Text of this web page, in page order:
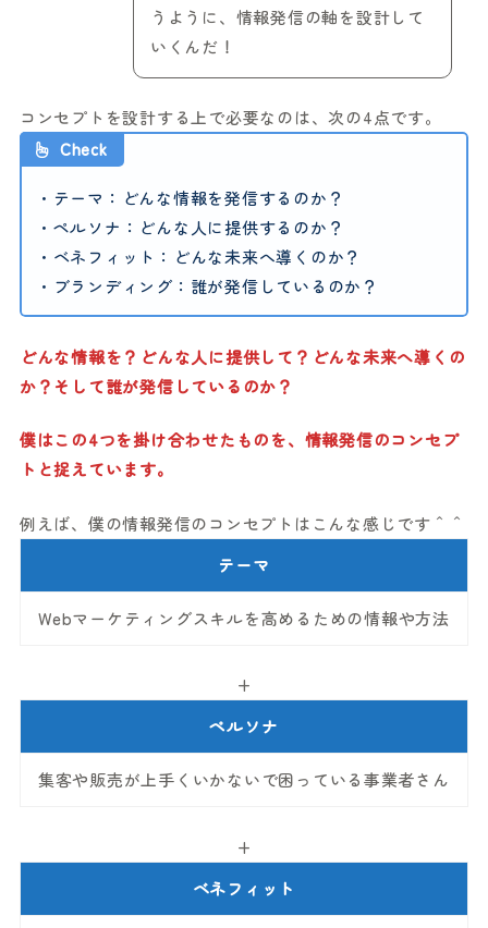
うように、情報発信の軸を設計して
いくんだ！
コンセプトを設計する上で必要なのは、次の4点です。
Check
・テーマ：どんな情報を発信するのか？
・ペルソナ：どんな人に提供するのか？
・ベネフィット：どんな未来へ導くのか？
・ブランディング：誰が発信しているのか？
どんな情報を？どんな人に提供して？どんな未来へ導くの
か？そして誰が発信しているのか？
僕はこの4つを掛け合わせたものを、情報発信のコンセプ
トと捉えています。
例えば、僕の情報発信のコンセプトはこんな感じです＾＾
テーマ
Webマーケティングスキルを高めるための情報や方法
+
ペルソナ
集客や販売が上手くいかないで困っている事業者さん
+
ベネフィット